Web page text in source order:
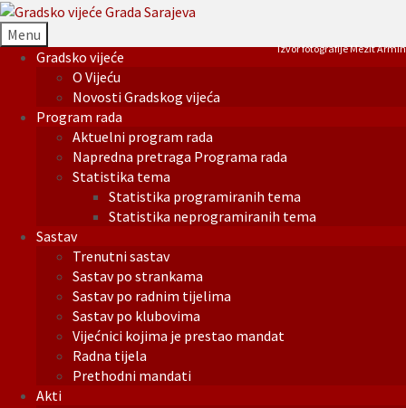
Menu
Gradsko vijeće
O Vijeću
Novosti Gradskog vijeća
Program rada
Aktuelni program rada
Napredna pretraga Programa rada
Statistika tema
Statistika programiranih tema
Statistika neprogramiranih tema
Sastav
Trenutni sastav
Sastav po strankama
Sastav po radnim tijelima
Sastav po klubovima
Vijećnici kojima je prestao mandat
Radna tijela
Prethodni mandati
Akti
Izvor fotografije Mezit Armin